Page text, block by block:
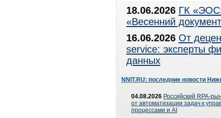
18.06.2026 ГК
«Весенний
16.06.2026 От
service: эксперты
данных
NNIT.RU: последние новости
04.08.2026 Российский RPA-
от автоматизации задач к
процессами и AI